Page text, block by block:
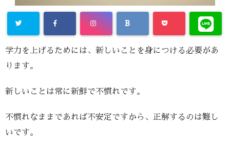
学力を上げるためには、新しいことを身につける必要があ
ります。
新しいことは常に新鮮で不慣れです。
不慣れなままであれば不安定ですから、正解するのは難し
いです。